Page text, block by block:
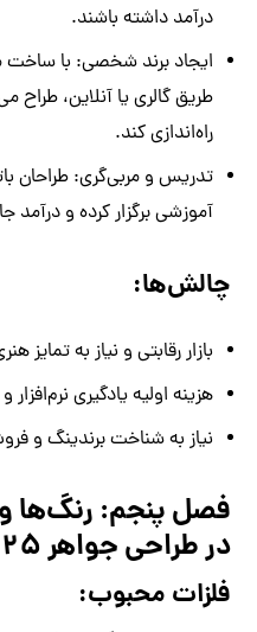
درآمد داشته باشند.
ایجاد برند شخصی: با
طریق گالری یا آنلاین،
راه‌اندازی کند.
تدریس و مربی‌گری: طراحان
آموزشی برگزار کرده و درآمد
چالش‌ها:
بازار رقابتی و نیاز به تمایز
هزینه اولیه یادگیری نرم‌افزار و
نیاز به شناخت برندینگ و
فصل پنجم: رنگ‌ها
در طراحی جواهر ۲۰۲۵
فلزات محبوب: